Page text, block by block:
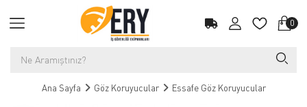
0
Ana Sayfa Göz Koruyucular Essafe Göz Koruyucular